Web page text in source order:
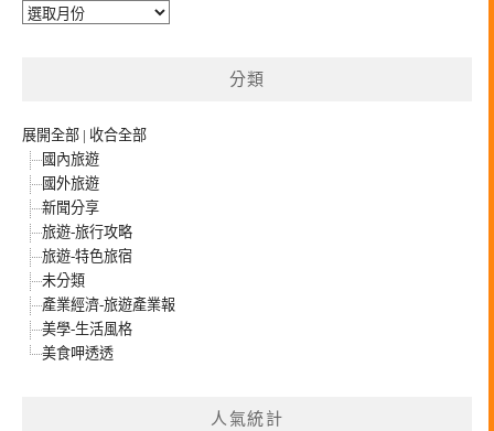
彙
分類
展開全部 | 收合全部
國內旅遊
國外旅遊
新聞分享
旅遊-旅行攻略
旅遊-特色旅宿
未分類
產業經濟-旅遊產業報
美學-生活風格
美食呷透透
人氣統計